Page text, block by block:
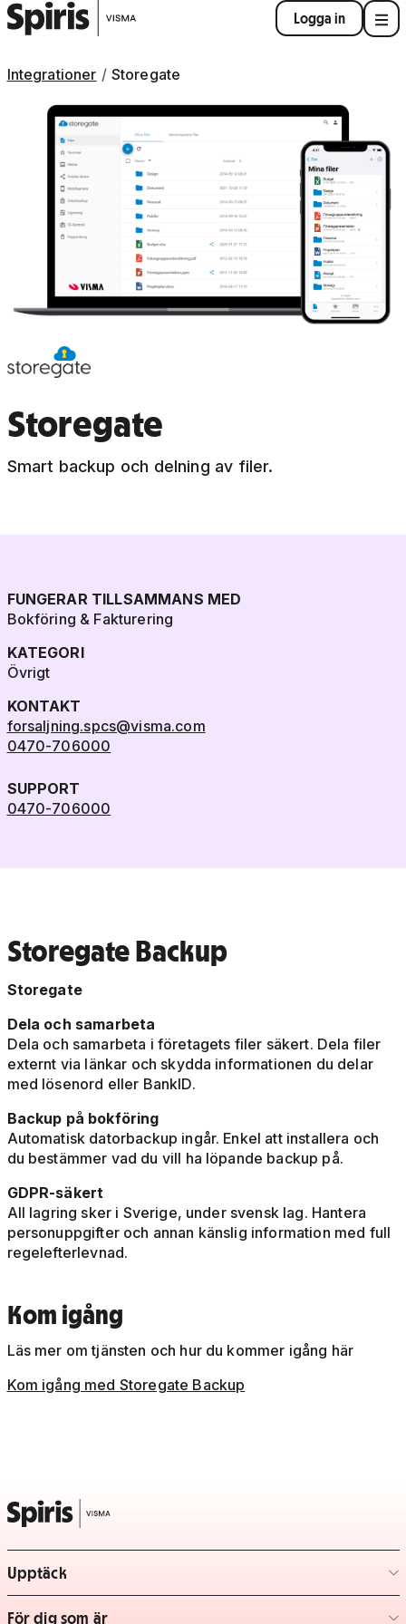
Logga in
Integrationer Storegate
Storegate
Smart backup och delning av filer.
FUNGERAR TILLSAMMANS MED
Bokföring & Fakturering
KATEGORI
Övrigt
KONTAKT
forsaljning.spcs@visma.com
0470-706000
SUPPORT
0470-706000
Storegate Backup
Storegate
Dela och samarbeta
Dela och samarbeta i företagets filer säkert. Dela filer
externt via länkar och skydda informationen du delar
med lösenord eller BankID.
Backup på bokföring
Automatisk datorbackup ingår. Enkel att installera och
du bestämmer vad du vill ha löpande backup på.
GDPR-säkert
All lagring sker i Sverige, under svensk lag. Hantera
personuppgifter och annan känslig information med full
regelefterlevnad.
Kom igång
Läs mer om tjänsten och hur du kommer igång här
Kom igång med Storegate Backup
Upptäck
– klicka för att expandera lista
För dig som är